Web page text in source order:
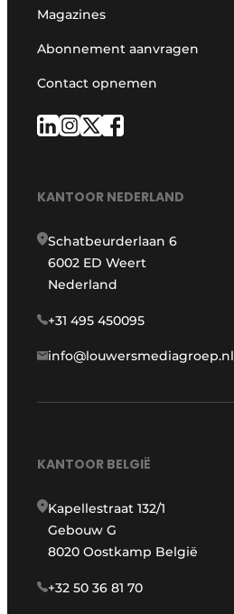
Magazines
Abonnement aanvragen
Contact opnemen
KANTOOR NEDERLAND
Schatbeurderlaan 6
6002 ED Weert
Nederland
+31 495 450095
info@louwersmediagroep.nl
KANTOOR BELGIË
Kapellestraat 132/1
Gebouw G
8020 Oostkamp België
+32 50 36 81 70